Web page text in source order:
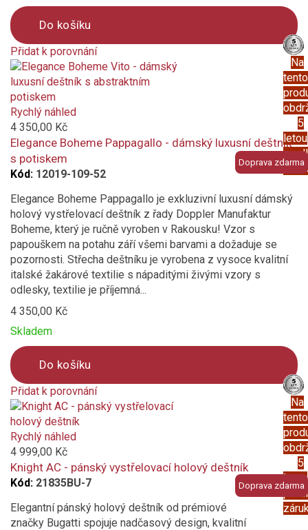
Na
tento
5
letou
Do košíku
Přidat k porovnání
Product
is
added
to
compare
Doprava zdarma
Na
tento
5
letou
Rychlý náhled
4 350,00 Kč
Elegance Boheme Pappagallo - dámský luxusní deštník
s potiskem
Kód: 12019-109-52
Elegance Boheme Pappagallo je exkluzivní luxusní dámský
holový vystřelovací deštník z řady Doppler Manufaktur
Boheme, který je ručně vyroben v Rakousku! Vzor s
papouškem na potahu září všemi barvami a dožaduje se
pozornosti. Střecha deštníku je vyrobena z vysoce kvalitní
italské žakárové textilie s nápaditými živými vzory s
odlesky, textilie je příjemná...
4 350,00 Kč
Skladem
Do košíku
Přidat k porovnání
Product
is
added
to
compare
Doprava zdarma
Rychlý náhled
4 999,00 Kč
Knight AC - pánský vystřelovací holový deštník
Kód: 21835BU-7
Elegantní pánský holový deštník od prémiové
značky Bugatti spojuje nadčasový design, kvalitní